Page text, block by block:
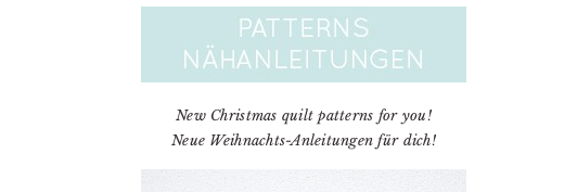
New Christmas quilt patterns for you!
Neue Weihnachts-Anleitungen für dich!